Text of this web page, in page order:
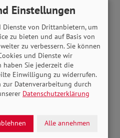
sowie kostenfreie
sein. Dazu
für
und sozial- sowie
sowie
so die SoVD-Chefin.
hat
ist
bei jungen
Einstellungen
Dienste von Drittanbietern, um
zu bieten und auf Basis von
zu verbessern. Sie können
und Dienste wir
haben Sie jederzeit die
Einwilligung zu widerrufen.
zur Datenverarbeitung durch
Datenschutzerklärung
Alle annehmen